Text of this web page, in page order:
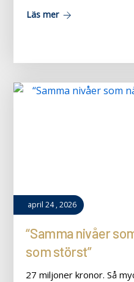
Läs mer
april 24,2026
“Samma nivåer
som störst”
27 miljoner kronor. Så